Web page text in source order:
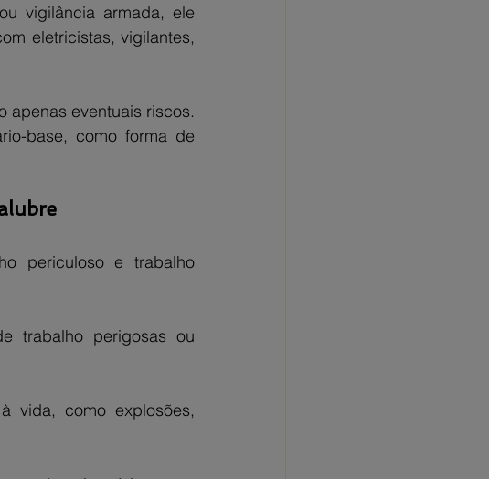
vigilância armada, ele
eletricistas, vigilantes,
apenas eventuais riscos.
base, como forma de
periculoso e trabalho
trabalho perigosas ou
vida, como explosões,